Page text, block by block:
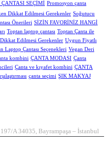
ÇANTASI SEÇİMİ Promosyon çanta
Dikkat Edilmesi Gerekenler Soğutucu
Önerileri SİZİN FAVORİNİZ HANGİ
Toptan laptop çantası Toptan Çanta ile
Edilmesi Gerekenler Uygun Fiyatlı
Laptop Çantası Seçenekleri Vegan Deri
kombini ÇANTA MODASI Çanta
Çanta ve kıyafet kombini ÇANTA
çanta seçimi ŞIK MAKYAJ
A 34035, Bayrampaşa – İstanbul